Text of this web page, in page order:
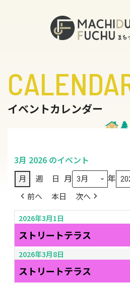
イベントカレンダー
3月 2026 のイベント
月 週 日 月 年
前へ 本日 次へ
2026年3月1日
ストリートテラス
2026年3月8日
ストリートテラス